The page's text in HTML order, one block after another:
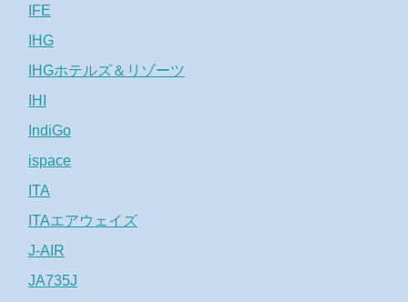
IFE
IHG
IHGホテルズ＆リゾーツ
IHI
IndiGo
ispace
ITA
ITAエアウェイズ
J-AIR
JA735J